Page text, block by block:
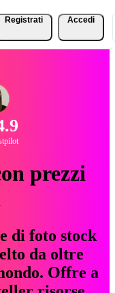
Registrati Accedi
prezzi
di foto stock
da oltre
Offre a